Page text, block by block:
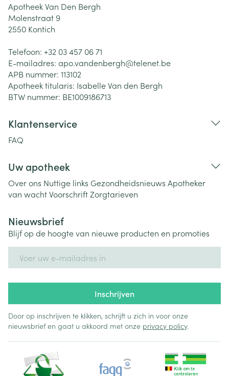
Apotheek Van Den Bergh
Molenstraat 9
2550 Kontich
Telefoon: +32 03 457 06 71
E-mailadres: apo.vandenbergh@telenet.be
APB nummer: 113102
Apotheek titularis: Isabelle Van den Bergh
BTW nummer: BE1009186713
Klantenservice
FAQ
Uw apotheek
Over ons Nuttige links Gezondheidsnieuws Apotheker
van wachtVoorschriftZorgtarieven
Nieuwsbrief
Blijf op de hoogte van nieuwe producten en promoties
Inschrijven
Door op inschrijven te klikken, schrijft u zich in voor onze
nieuwsbrief en gaat u akkoord met onze privacy policy.